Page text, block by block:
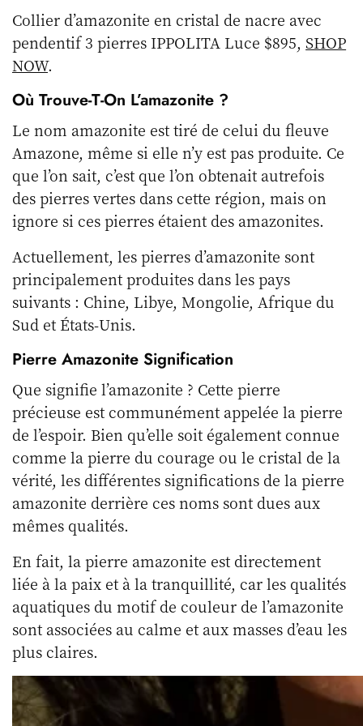
Collier d’amazonite en cristal de nacre avec
pendentif 3 pierres IPPOLITA Luce $895,SHOP
NOW.
Où Trouve-T-On L’amazonite ?
Le nom amazonite est tiré de celui du fleuve
Amazone, même si elle n’y est pas produite. Ce
que l’on sait, c’est que l’on obtenait autrefois
des pierres vertes dans cette région, mais on
ignore si ces pierres étaient des amazonites.
Actuellement, les pierres d’amazonite sont
principalement produites dans les pays
suivants : Chine, Libye, Mongolie, Afrique du
Sud et États-Unis.
Pierre Amazonite Signification
Que signifie l’amazonite ? Cette pierre
précieuse est communément appelée la pierre
de l’espoir. Bien qu’elle soit également connue
comme la pierre du courage ou le cristal de la
vérité, les différentes significations de la pierre
amazonite derrière ces noms sont dues aux
mêmes qualités.
En fait, la pierre amazonite est directement
liée à la paix et à la tranquillité, car les qualités
aquatiques du motif de couleur de l’amazonite
sont associées au calme et aux masses d’eau les
plus claires.